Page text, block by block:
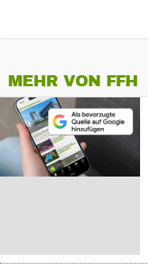
MEHR VON FFH